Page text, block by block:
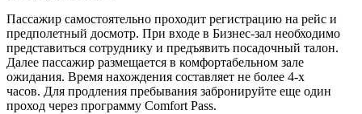
Пассажир самостоятельно проходит регистрацию на рейс и
предполетный досмотр. При входе в Бизнес-зал необходимо
представиться сотруднику и предъявить посадочный талон.
Далее пассажир размещается в комфортабельном зале
ожидания. Время нахождения составляет не более 4-х
часов. Для продления пребывания забронируйте еще один
проход через программу Comfort Pass.